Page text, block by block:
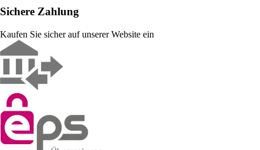
Sichere Zahlung
Kaufen Sie sicher auf unserer Website ein